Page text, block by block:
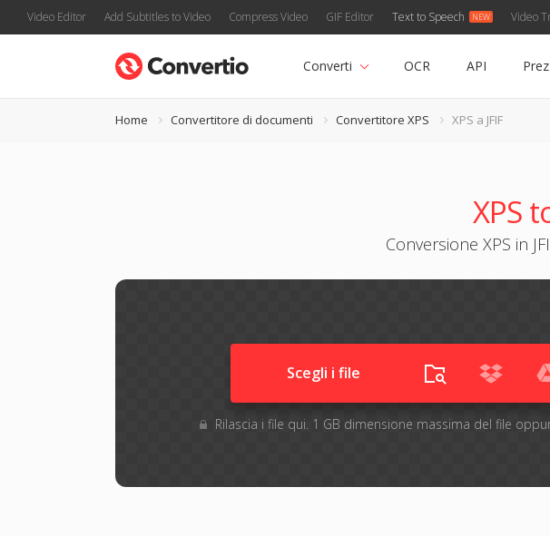
Video Editor Add Subtitles to Video Compress Video GIF Editor Text to Speech Video
Converti OCR API
Home Convertitore di documenti Convertitore XPS XPS a JFIF
XPS
Conversione XPS in
Scegli i file
Rilascia i file qui. 1 GB dimensione massima del file